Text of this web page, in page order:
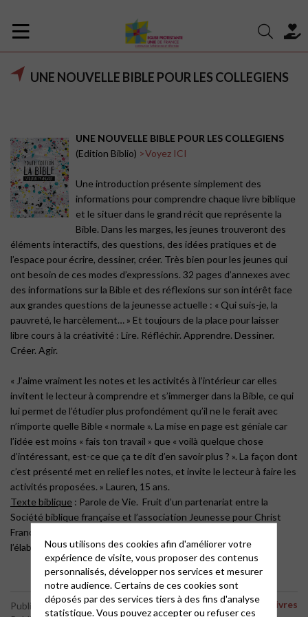
UNE NOUVELLE BIBLE POUR LES COLLEGIENS
UNE NOUVELLE BIBLE POUR LES COLLEGIENS
(Edition Biblio) >Voyez ICI
Une introduction présente simplement des
informations pour comprendre chaque livre biblique
et le situer dans le grand récit que représente la
Bible. Dans les marges, les jeunes trouveront des
éléments interactifs, des questions, des idées pratiques et de
l’espace pour écrire, dessiner, créer. Très bien pour les jeunes qui
ont besoin de ces modes d’expressions. 32 pages d’annexes avec
des informations sur la Bible et des réflexions sur son intérêt face
aux grandes questions de la jeunesse actuelle : « Qui suis-je, la
pauvreté, le harcèlement… » Et toujours de la place pour laisser
libre cours à la créativité : Lire. Réfléchir. Apprendre. Dessiner.
Créer. Agir.
« J’aime vraiment les notes et les activités à l’intérieur car elles
invitent le lecteur à comprendre et s’immerger dans la Bible, ce qui
lui permet de l’étudier plus profondément qu’il ne le ferait avec
n’importe quelle Bible « normale ». La mise en page est géniale car
l’idée est moins « fais ton travail » que « voilà quelque chose
d’intéressant, est-ce que ça te dit d’en savoir plus ? ». La façon dont
c’est présenté met en relief les notes, et invite le lecteur à faire les
activités proposées. » Lauren, 15 ans.
Texte biblique : Parole de Vie. Fruit d’un partenariat entre la
Société biblique française et l’association Jeunesse pour Christ
France. Les jeunes, le public cible, ont également participé à
l’élaboration de cette bible.
Publié le 1 octobre 2020
Des livres
Nous utilisons des cookies afin d'améliorer votre
expérience de visite, vous proposer des contenus
personnalisés, développer nos services et mesurer
notre audience. Certains de ces cookies sont
déposés par des services tiers à des fins d'analyse
statistique. Vous pouvez accepter ou refuser ces